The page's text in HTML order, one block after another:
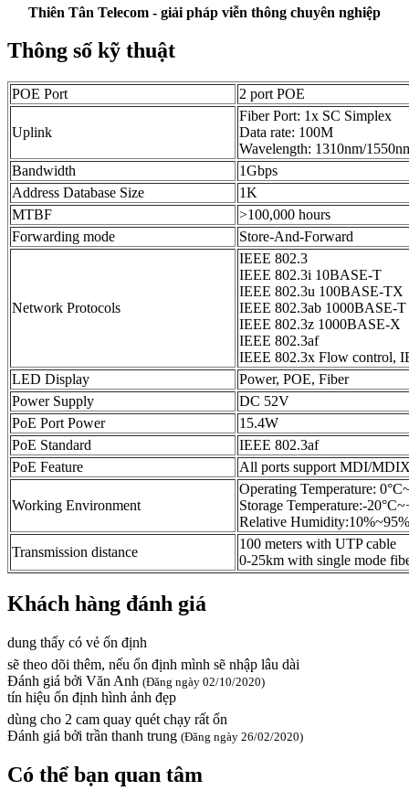
Thiên Tân Telecom - giải pháp viễn thông chuyên nghiệp
Thông số kỹ thuật
POE Port 2 port POE
Uplink
Fiber Port: 1x SC Simplex
Data rate: 100M
Wavelength: 1310nm/
Bandwidth
1Gbps
Address Database Size
1K
MTBF
>100,000 hours
Forwarding mode
Store-And-Forward
Network Protocols
IEEE 802.3
IEEE 802.3i 10BASE-T
IEEE 802.3u 100BASE-TX
IEEE 802.3ab 1000BASE-T
IEEE 802.3z 1000BASE-X
IEEE 802.3af
IEEE 802.3x Flow control,
LED Display
Power, POE, Fiber
Power Supply
DC 52V
PoE Port Power
15.4W
PoE Standard
IEEE 802.3af
PoE Feature
All ports support MDI/
Working Environment
Operating Temperature:
Storage Temperature:-
Relative
Transmission distance
100 meters with UTP cable
0-25km with single mode
Khách hàng đánh giá
dung thấy có vẻ ổn định
sẽ theo dõi thêm, nếu ổn định mình sẽ nhập lâu dài
Đánh giá bởi Văn Anh (Đăng ngày 02/10/2020)
tín hiệu ổn định hình ảnh đẹp
dùng cho 2 cam quay quét chạy rất ổn
Đánh giá bởi trần thanh trung (Đăng ngày 26/02/2020)
Có thể bạn quan tâm